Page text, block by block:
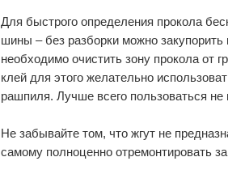
Для быстрого определения прокола
шины – без разборки можно
необходимо очистить зону прокола от
клей для этого желательно
рашпиля. Лучше всего пользоваться
Не забывайте том, что жгут не
самому полноценно отремонтировать